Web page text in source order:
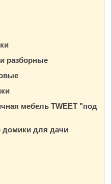
разборные
мебель TWEET "под
домики для дачи